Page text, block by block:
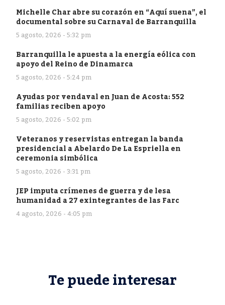
Michelle Char abre su corazón en “Aquí suena”, el
documental sobre su Carnaval de Barranquilla
5 agosto, 2026 - 5:32 pm
Barranquilla le apuesta a la energía eólica con
apoyo del Reino de Dinamarca
5 agosto, 2026 - 5:24 pm
Ayudas por vendaval en Juan de Acosta: 552
familias reciben apoyo
5 agosto, 2026 - 5:02 pm
Veteranos y reservistas entregan la banda
presidencial a Abelardo De La Espriella en
ceremonia simbólica
5 agosto, 2026 - 3:31 pm
JEP imputa crímenes de guerra y de lesa
humanidad a 27 exintegrantes de las Farc
4 agosto, 2026 - 4:05 pm
Te puede interesar